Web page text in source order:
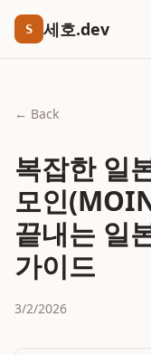
S 세호.dev
← Back
복잡한 일
모인
끝내는 일
가이드
3/2/2026